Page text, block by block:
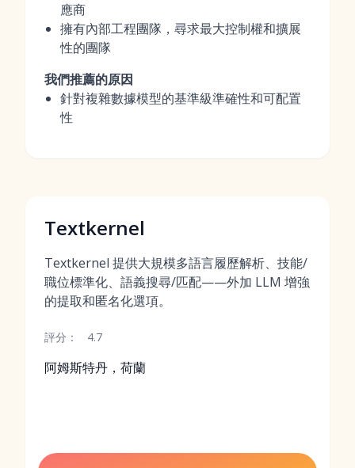
應商
擁有內部工程團隊，尋求最大控制權和擴展
性的團隊
我們推薦的原因
針對複雜數據模型的基準級準確性和可配置
性
Textkernel
Textkernel 提供大規模多語言履歷解析、技能/
職位標準化、語義搜尋/匹配——外加 LLM 增強
的提取和匿名化選項。
評分： 4.7
阿姆斯特丹，荷蘭